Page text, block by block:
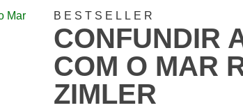
BESTSELLER
CONFUNDIR
COM O MAR
ZIMLER